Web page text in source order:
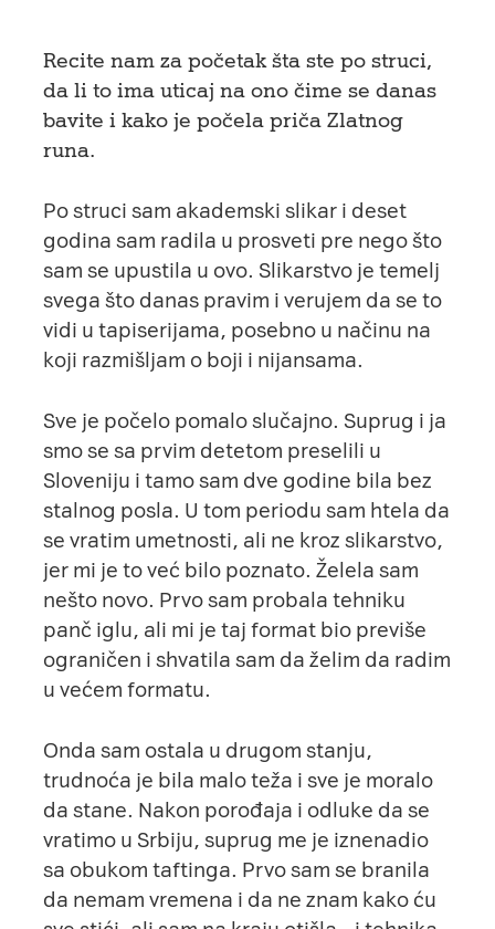
Recite nam za početak šta ste po struci,
da li to ima uticaj na ono čime se danas
bavite i kako je počela priča Zlatnog
runa.
Po struci sam akademski slikar i deset
godina sam radila u prosveti pre nego što
sam se upustila u ovo. Slikarstvo je temelj
svega što danas pravim i verujem da se to
vidi u tapiserijama, posebno u načinu na
koji razmišljam o boji i nijansama.
Sve je počelo pomalo slučajno. Suprug i ja
smo se sa prvim detetom preselili u
Sloveniju i tamo sam dve godine bila bez
stalnog posla. U tom periodu sam htela da
se vratim umetnosti, ali ne kroz slikarstvo,
jer mi je to već bilo poznato. Želela sam
nešto novo. Prvo sam probala tehniku
panč iglu, ali mi je taj format bio previše
ograničen i shvatila sam da želim da radim
u većem formatu.
Onda sam ostala u drugom stanju,
trudnoća je bila malo teža i sve je moralo
da stane. Nakon porođaja i odluke da se
vratimo u Srbiju, suprug me je iznenadio
sa obukom taftinga. Prvo sam se branila
da nemam vremena i da ne znam kako ću